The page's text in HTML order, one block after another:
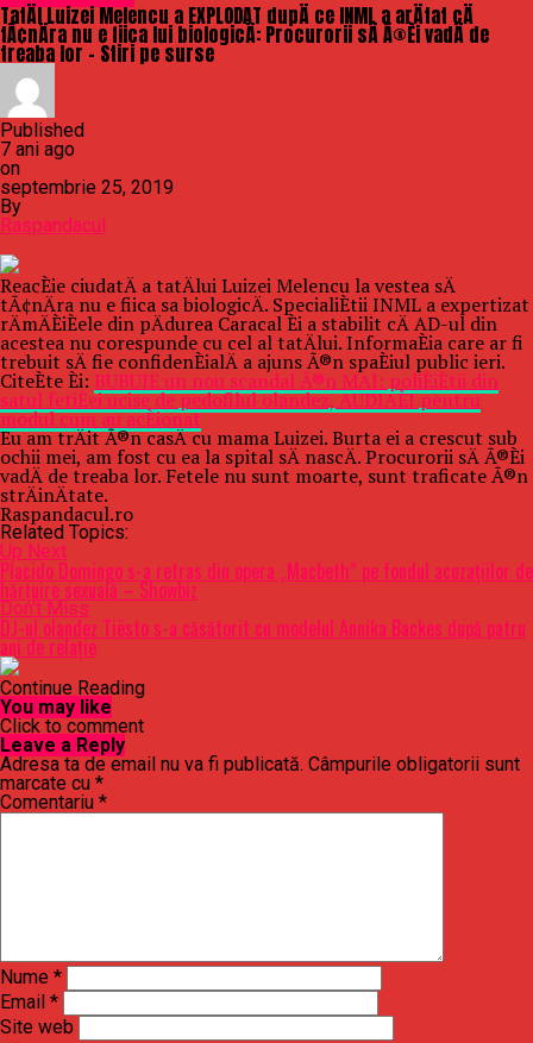
TatÄl Luizei Melencu a EXPLODAT dupÄ ce INML a arÄtat cÄ
tÃ¢nÄra nu e fiica lui biologicÄ: Procurorii sÄ Ã®Èi vadÄ de
treaba lor – Stiri pe surse
Published
7 ani ago
on
septembrie 25, 2019
By
Raspandacul
ReacÈie ciudatÄ a tatÄlui Luizei Melencu la vestea sÄ
tÃ¢nÄra nu e fiica sa biologicÄ. SpecialiÈtii INML a expertizat
rÄmÄÈiÈele din pÄdurea Caracal Èi a stabilit cÄ AD-ul din
acestea nu corespunde cu cel al tatÄlui. InformaÈia care ar fi
trebuit sÄ fie confidenÈialÄ a ajuns Ã®n spaÈiul public ieri.
CiteÈte Èi: BUBUIE un nou scandal Ã®n MAI: poliÈiÈtii din
satul fetiÈei ucise de pedofilul olandez, AUDIAÈI pentru
modul cum au acÈionat
Eu am trÄit Ã®n casÄ cu mama Luizei. Burta ei a crescut sub
ochii mei, am fost cu ea la spital sÄ nascÄ. Procurorii sÄ Ã®Èi
vadÄ de treaba lor. Fetele nu sunt moarte, sunt traficate Ã®n
strÄinÄtate.
Raspandacul.ro
Related Topics:
Up Next
Placido Domingo s-a retras din opera „Macbeth” pe fondul acuzaţiilor de
hărţuire sexuală – Showbiz
Don't Miss
DJ-ul olandez Tiësto s-a căsătorit cu modelul Annika Backes după patru
ani de relaţie
Continue Reading
You may like
Click to comment
Leave a Reply
Adresa ta de email nu va fi publicată. Câmpurile obligatorii sunt
marcate cu *
Comentariu *
Nume *
Email *
Site web